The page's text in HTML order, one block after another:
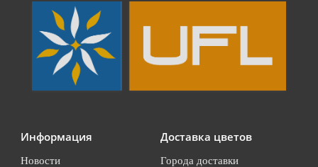
Информация
Новости
Доставка цветов
Города доставки